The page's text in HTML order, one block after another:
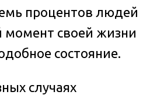
процентов людей
момент своей жизни
состояние.
случаях